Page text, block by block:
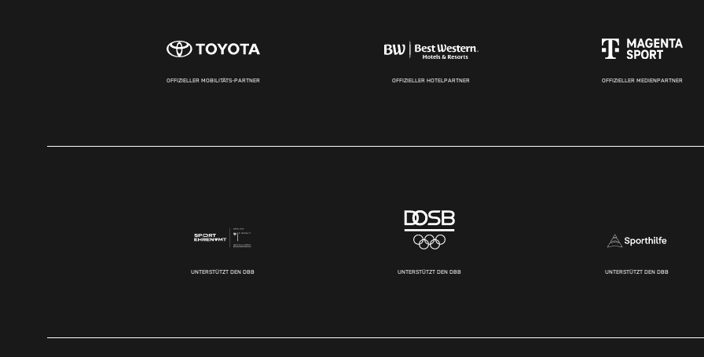
OFFIZIELLER MOBILITÄTS-PARTNER OFFIZIELLER HOTELPARTNER OFFIZIELLER MEDIENPARTNER
UNTERSTÜTZT DEN DBB UNTERSTÜTZT DEN DBB UNTERSTÜTZT DEN DBB